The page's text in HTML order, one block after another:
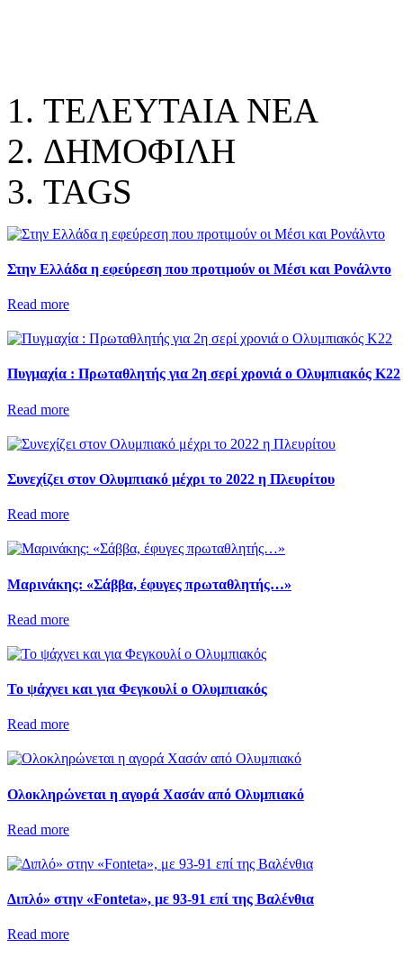
ΤΕΛΕΥΤΑΙΑ ΝΕΑ
ΔΗΜΟΦΙΛΗ
TAGS
Στην Ελλάδα η εφεύρεση που προτιμούν οι Μέσι και Ρονάλντο
Read more
Πυγμαχία : Πρωταθλητής για 2η σερί χρονιά ο Ολυμπιακός Κ22
Read more
Συνεχίζει στον Ολυμπιακό μέχρι το 2022 η Πλευρίτου
Read more
Μαρινάκης: «Σάββα, έφυγες πρωταθλητής…»
Read more
Το ψάχνει και για Φεγκουλί ο Ολυμπιακός
Read more
Ολοκληρώνεται η αγορά Χασάν από Ολυμπιακό
Read more
Διπλό» στην «Fonteta», με 93-91 επί της Βαλένθια
Read more